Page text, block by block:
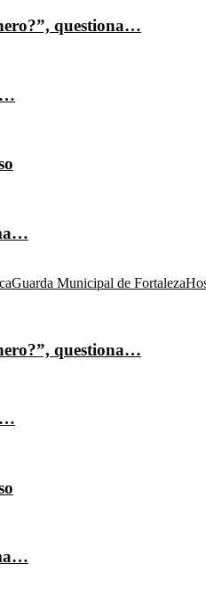
questiona…
Guarda Municipal de Fortaleza
questiona…